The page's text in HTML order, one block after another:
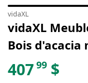
vidaXL
vidaXL
Bois d'acacia
40799 $